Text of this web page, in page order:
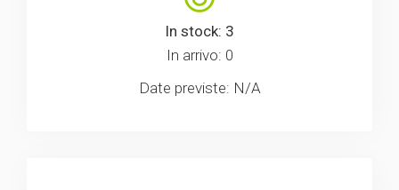
In stock: 3
In arrivo: 0
Date previste: N/A